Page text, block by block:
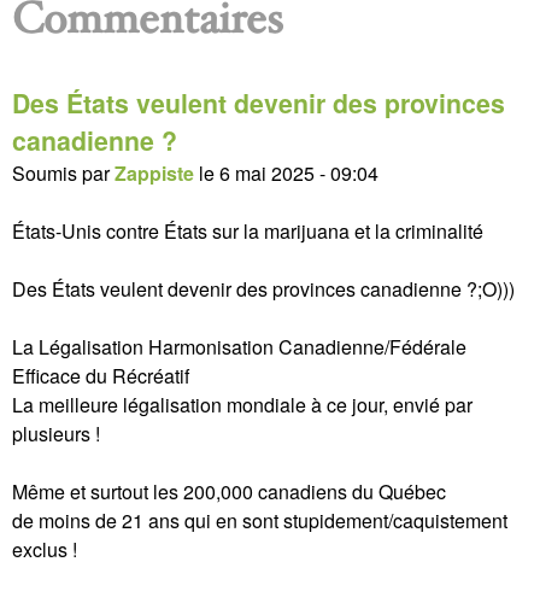
Commentaires
Des États veulent devenir des provinces
canadienne ?
Soumis parZappiste le6 mai 2025 - 09:04
États-Unis contre États sur la marijuana et la criminalité
Des États veulent devenir des provinces canadienne ?;O)))
La Légalisation Harmonisation Canadienne/Fédérale
Efficace du Récréatif
La meilleure légalisation mondiale à ce jour, envié par
plusieurs !
Même et surtout les 200,000 canadiens du Québec
de moins de 21 ans qui en sont stupidement/caquistement
exclus !